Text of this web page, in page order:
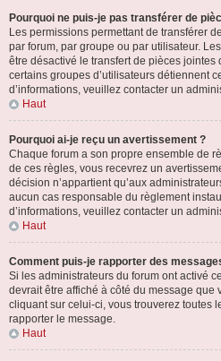
Pourquoi ne puis-je pas transférer de
Les permissions permettant de transférer
par forum, par groupe ou par utilisateur.
être désactivé le transfert de pièces
certains groupes d’utilisateurs détiennent
d’informations, veuillez contacter un
Haut
Pourquoi ai-je reçu un avertissement ?
Chaque forum a son propre ensemble de
de ces règles, vous recevrez un
décision n’appartient qu’aux
aucun cas responsable du règlement
d’informations, veuillez contacter un
Haut
Comment puis-je rapporter des
Si les administrateurs du forum ont activé
devrait être affiché à côté du message que
cliquant sur celui-ci, vous trouverez toutes
rapporter le message.
Haut